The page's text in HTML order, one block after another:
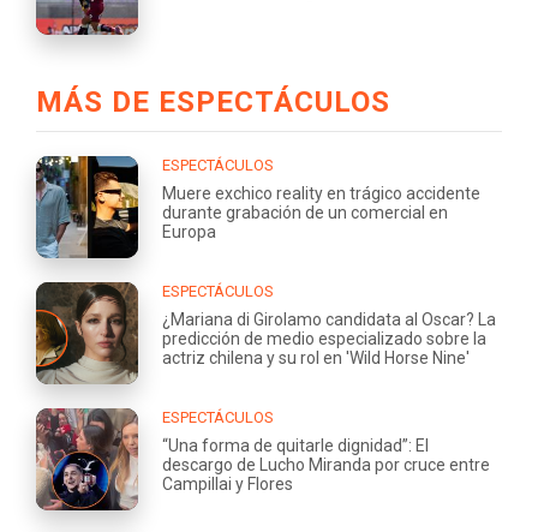
MÁS DE ESPECTÁCULOS
ESPECTÁCULOS
Muere exchico reality en trágico accidente
durante grabación de un comercial en
Europa
ESPECTÁCULOS
¿Mariana di Girolamo candidata al Oscar? La
predicción de medio especializado sobre la
actriz chilena y su rol en 'Wild Horse Nine'
ESPECTÁCULOS
“Una forma de quitarle dignidad”: El
descargo de Lucho Miranda por cruce entre
Campillai y Flores